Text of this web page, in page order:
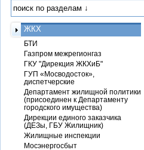
ЖКХ
БТИ
Газпром межрегионгаз
ГКУ "Дирекция ЖКХиБ"
ГУП «Мосводосток»,
диспетчерские
Департамент жилищной политики
(присоединен к Департаменту
городского имущества)
Дирекции единого заказчика
(ДЕЗы, ГБУ Жилищник)
Жилищные инспекции
Мосэнергосбыт